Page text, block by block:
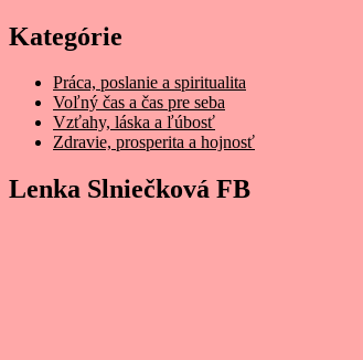
Kategórie
Práca, poslanie a spiritualita
Voľný čas a čas pre seba
Vzťahy, láska a ľúbosť
Zdravie, prosperita a hojnosť
Lenka Slniečková FB